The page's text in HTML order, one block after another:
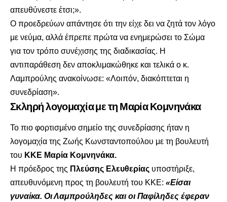
απευθύνεστε έτσι;».
Ο προεδρεύων απάντησε ότι την είχε δει να ζητά τον λόγο
με νεύμα, αλλά έπρεπε πρώτα να ενημερώσει το Σώμα
για τον τρόπο συνέχισης της διαδικασίας. Η
αντιπαράθεση δεν αποκλιμακώθηκε και τελικά ο κ.
Λαμπρούλης ανακοίνωσε: «Λοιπόν, διακόπτεται η
συνεδρίαση».
Σκληρή λογομαχία με τη Μαρία Κομνηνάκα
Το πιο φορτισμένο σημείο της συνεδρίασης ήταν η
λογομαχία της Ζωής Κωνσταντοπούλου με τη βουλευτή
του ΚΚΕ Μαρία Κομνηνάκα.
Η πρόεδρος της Πλεύσης Ελευθερίας υποστήριξε,
απευθυνόμενη προς τη βουλευτή του ΚΚΕ: «Είσαι
γυναίκα. Οι Λαμπρούληδες και οι Παφίληδες έφεραν